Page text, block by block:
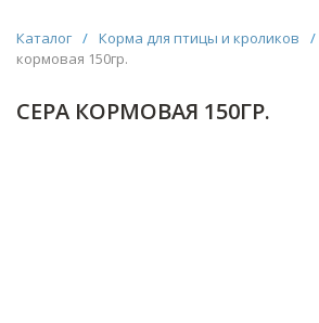
Каталог / Корма для птицы и кроликов /
кормовая 150гр.
СЕРА КОРМОВАЯ 150ГР.